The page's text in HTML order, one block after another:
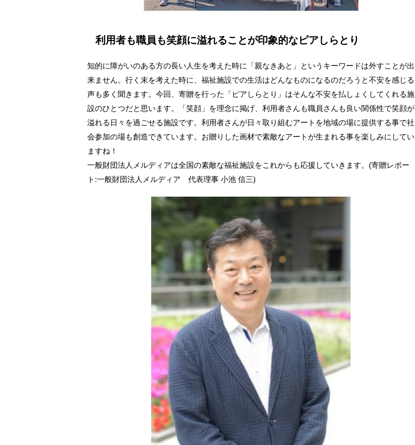
利用者も職員も笑顔に溢れることが印象的なピアしらとり
知的に障がいのある方の長い人生を考えた時に「親なきあと」というキーワードは外すことが出
来ません。行く末を考えた時に、福祉施設での生活はどんなものになるのだろうと不安を感じる
声も多く聞きます。今回、寄贈を行った「ピアしらとり」はそんな不安を払しょくしてくれる施
設のひとつだと思います。「笑顔」を理念に掲げ、利用者さんも職員さんも良い関係性で笑顔が
溢れる日々を過ごせる施設です。利用者さんが日々取り組むアートを地域の場に提供する事で社
会参加の場も創造できています。お贈りした画材で素敵なアートが生まれる事を楽しみにしてい
ますね！
一般財団法人メルディアは全国の素敵な福祉施設をこれからも応援していきます。(寄贈レポー
ト:一般財団法人メルディア 代表理事 小池 信三)